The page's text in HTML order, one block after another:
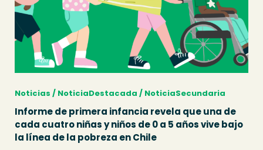
Noticias / NoticiaDestacada / NoticiaSecundaria
Informe de primera infancia revela que una de
cada cuatro niñas y niños de 0 a 5 años vive bajo
la línea de la pobreza en Chile